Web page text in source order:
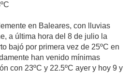
en Baleares, con lluvias
a última hora del 8 de julio la
bajó por primera vez de 25ºC en
han venido mínimas
con 23ºC y 22.5ºC ayer y hoy 9 y